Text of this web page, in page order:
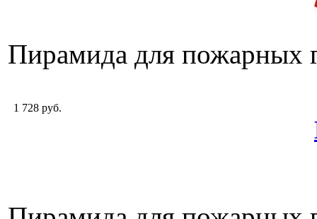
Пирамида для пожарных
1 728 руб.